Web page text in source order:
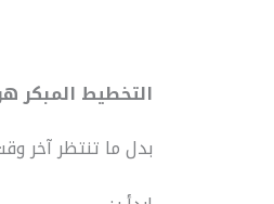
التخطيط المبكر
بدل ما تنتظر آخر